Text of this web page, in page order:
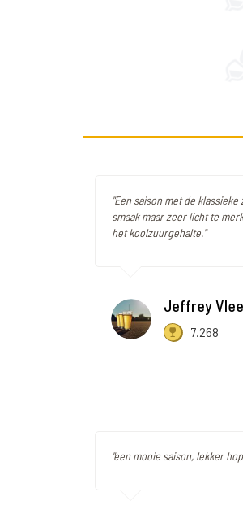
"Een saison met de
smaak maar zeer licht te
het koolzuurgehalte."
Jeffrey
7.268
"een mooie saison, lekker